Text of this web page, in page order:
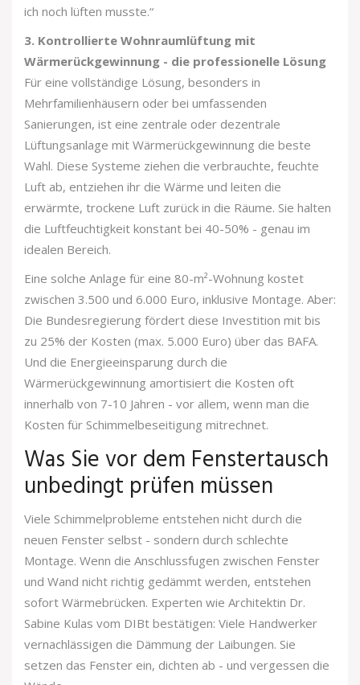
ich noch lüften musste.“
3. Kontrollierte Wohnraumlüftung mit
Wärmerückgewinnung - die professionelle Lösung
Für eine vollständige Lösung, besonders in
Mehrfamilienhäusern oder bei umfassenden
Sanierungen, ist eine zentrale oder dezentrale
Lüftungsanlage mit Wärmerückgewinnung die beste
Wahl. Diese Systeme ziehen die verbrauchte, feuchte
Luft ab, entziehen ihr die Wärme und leiten die
erwärmte, trockene Luft zurück in die Räume. Sie halten
die Luftfeuchtigkeit konstant bei 40-50% - genau im
idealen Bereich.
Eine solche Anlage für eine 80-m²-Wohnung kostet
zwischen 3.500 und 6.000 Euro, inklusive Montage. Aber:
Die Bundesregierung fördert diese Investition mit bis
zu 25% der Kosten (max. 5.000 Euro) über das BAFA.
Und die Energieeinsparung durch die
Wärmerückgewinnung amortisiert die Kosten oft
innerhalb von 7-10 Jahren - vor allem, wenn man die
Kosten für Schimmelbeseitigung mitrechnet.
Was Sie vor dem Fenstertausch
unbedingt prüfen müssen
Viele Schimmelprobleme entstehen nicht durch die
neuen Fenster selbst - sondern durch schlechte
Montage. Wenn die Anschlussfugen zwischen Fenster
und Wand nicht richtig gedämmt werden, entstehen
sofort Wärmebrücken. Experten wie Architektin Dr.
Sabine Kulas vom DIBt bestätigen: Viele Handwerker
vernachlässigen die Dämmung der Laibungen. Sie
setzen das Fenster ein, dichten ab - und vergessen die